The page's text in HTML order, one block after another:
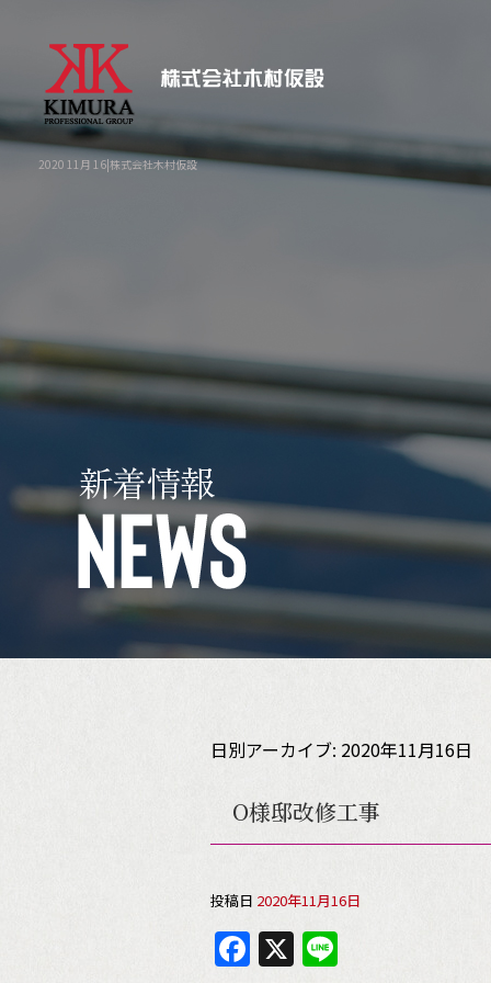
2020 11月 16|株式会社木村仮設
日別アーカイブ: 2020年11月16日
O様邸改修工事
投稿日 2020年11月16日
F X